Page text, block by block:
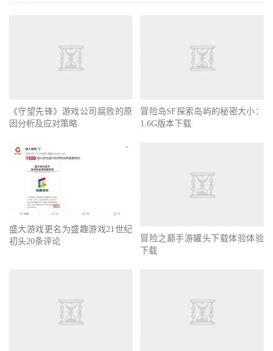
《守望先锋》游戏公司腐败的原
因分析及应对策略
冒险岛SF探索岛屿的秘密大小：
1.6G版本下载
盛大游戏更名为盛趣游戏21世纪
初头20条评论
冒险之巅手游罐头下载体验体验
下载